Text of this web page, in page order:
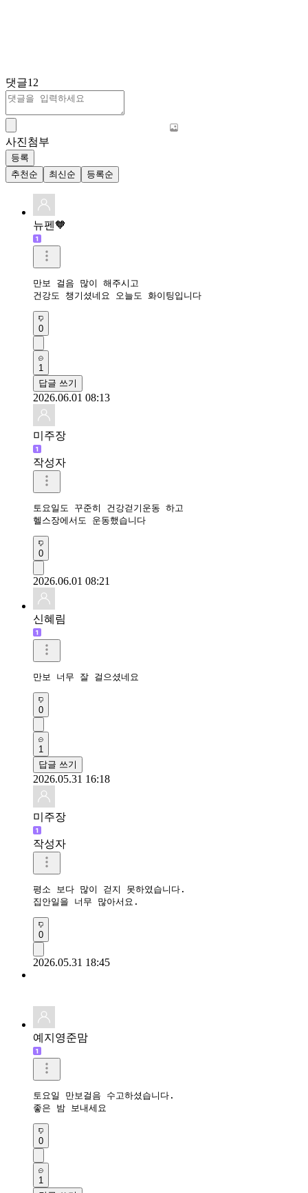
댓글12
사진첨부
등록
추천순
최신순 등록순
뉴펜🧡
만보 걸음 많이 해주시고
건강도 챙기셨네요 오늘도 화이팅입니다
0
1
답글 쓰기
2026.06.01 08:13
미주장
작성자
토요일도 꾸준히 건강걷기운동 하고
헬스장에서도 운동했습니다
0
2026.06.01 08:21
신혜림
만보 너무 잘 걸으셨네요
0
1
답글 쓰기
2026.05.31 16:18
미주장
작성자
평소 보다 많이 걷지 못하였습니다.
집안일을 너무 많아서요.
0
2026.05.31 18:45
예지영준맘
토요일 만보걸음 수고하셨습니다.
좋은 밤 보내세요
0
1